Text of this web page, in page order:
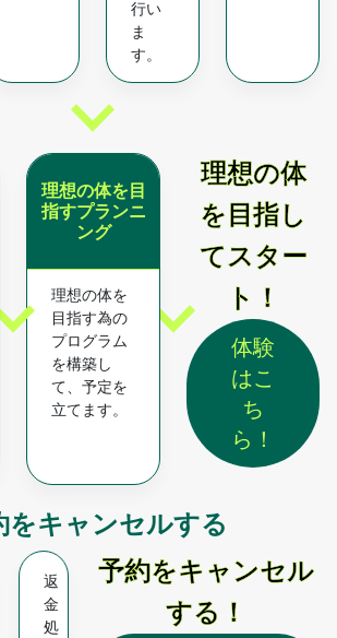
行い
ま
す。
理想の体
を目指し
てスター
ト！
体験
はこ
ち
ら！
理想の体を目
指すプランニ
ング
理想の体を
目指す為の
プログラム
を構築し
て、予定を
立てます。
をキャンセルする
返
金
処
予約をキャンセル
する！